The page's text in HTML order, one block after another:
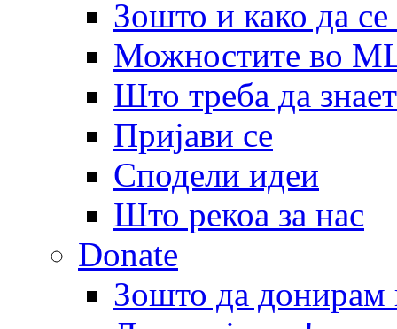
Зошто и како да
Можностите во
Што треба да
Пријави се
Сподели идеи
Што рекоа за нас
Donate
Зошто да